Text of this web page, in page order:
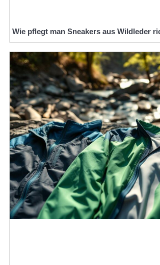
Wie pflegt man Sneakers aus Wildleder